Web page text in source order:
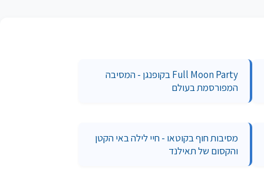
Full Moon Party בקופנגן - המסיבה
המפורסמת בעולם
מסיבות חוף בקוטאו - חיי לילה באי הקטן
והקסום של תאילנד